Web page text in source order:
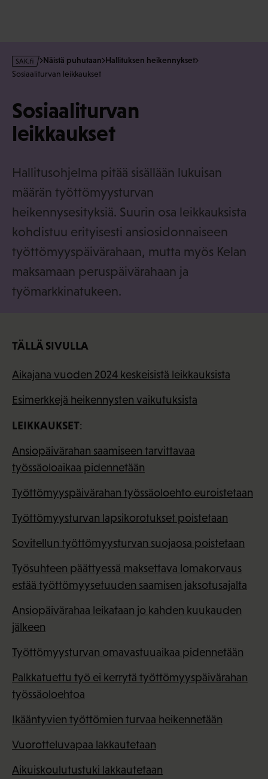
s
a
f
Näistä puhutaan Hallituksen heikennykset
Sosiaaliturvan leikkaukset
Sosiaaliturvan
leikkaukset
Hallitusohjelma pitää sisällään lukuisan
määrän työttömyysturvan
heikennysesityksiä. Suurin osa leikkauksista
kohdistuu erityisesti ansiosidonnaiseen
työttömyyspäivärahaan, mutta myös Kelan
maksamaan peruspäivärahaan ja
työmarkkinatukeen.
TÄLLÄ SIVULLA
Aikajana vuoden 2024 keskeisistä leikkauksista
Esimerkkejä heikennysten vaikutuksista
LEIKKAUKSET:
Ansiopäivärahan saamiseen tarvittavaa
työssäoloaikaa pidennetään
Työttömyyspäivärahan työssäoloehto euroistetaan
Työttömyysturvan lapsikorotukset poistetaan
Sovitellun työttömyysturvan suojaosa poistetaan
Työsuhteen päättyessä maksettava lomakorvaus
estää työttömyysetuuden saamisen jaksotusajalta
Ansiopäivärahaa leikataan jo kahden kuukauden
jälkeen
Työttömyysturvan omavastuuaikaa pidennetään
Palkkatuettu työ ei kerrytä työttömyyspäivärahan
työssäoloehtoa
Ikääntyvien työttömien turvaa heikennetään
Vuorotteluvapaa lakkautetaan
Aikuiskoulutustuki lakkautetaan